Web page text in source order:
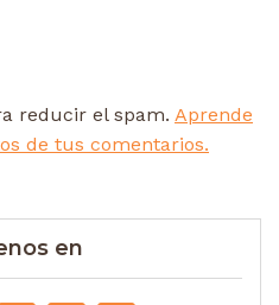
reducir el spam. Aprende
de tus comentarios.
en